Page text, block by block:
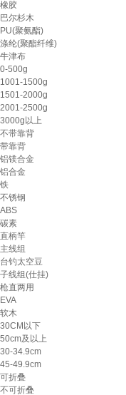
橡胶
巴尔杉木
PU(聚氨酯)
涤纶(聚酯纤维)
牛津布
0-500g
1001-1500g
1501-2000g
2001-2500g
3000g以上
不带靠背
带靠背
铝镁合金
铝合金
铁
不锈钢
ABS
碳素
直柄竿
主线组
台钓太空豆
子线组(仕挂)
枪直两用
EVA
软木
30CM以下
50cm及以上
30-34.9cm
45-49.9cm
可折叠
不可折叠